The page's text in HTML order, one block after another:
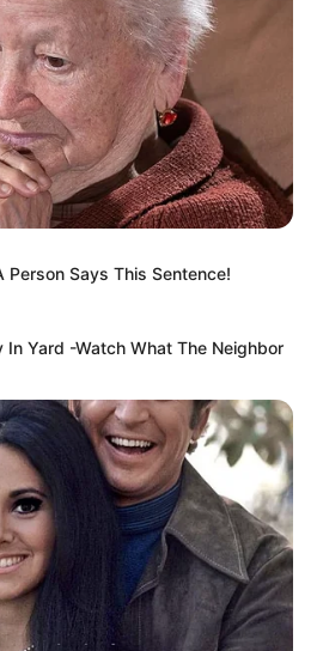
Person Says This Sentence!
In Yard -Watch What The Neighbor